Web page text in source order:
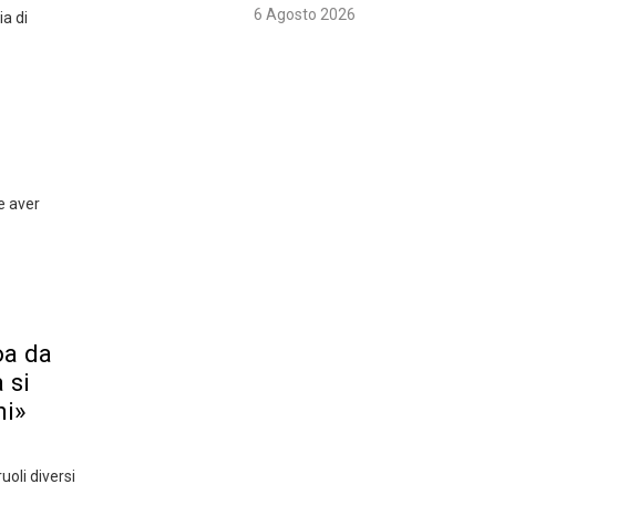
di
aver
da
si
diversi
6 Agosto 2026